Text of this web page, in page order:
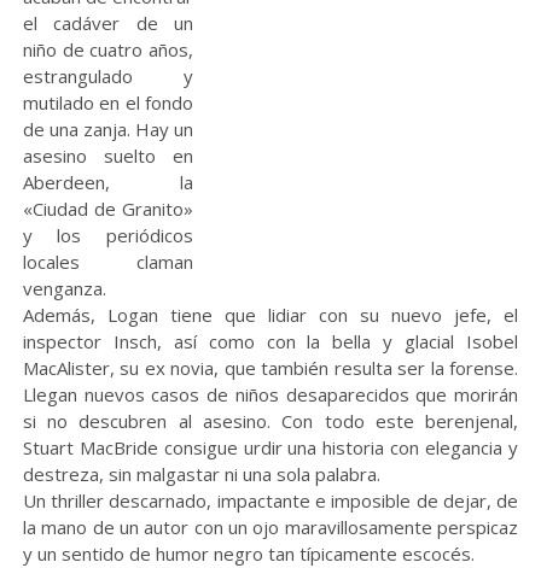
el cadáver de un
niño de cuatro años,
estrangulado y
mutilado en el fondo
de una zanja. Hay un
asesino suelto en
Aberdeen, la
«Ciudad de Granito»
y los periódicos
locales claman
venganza.
Además, Logan tiene que lidiar con su nuevo jefe, el
inspector Insch, así como con la bella y glacial Isobel
MacAlister, su ex novia, que también resulta ser la forense.
Llegan nuevos casos de niños desaparecidos que morirán
si no descubren al asesino. Con todo este berenjenal,
Stuart MacBride consigue urdir una historia con elegancia y
destreza, sin malgastar ni una sola palabra.
Un thriller descarnado, impactante e imposible de dejar, de
la mano de un autor con un ojo maravillosamente perspicaz
y un sentido de humor negro tan típicamente escocés.